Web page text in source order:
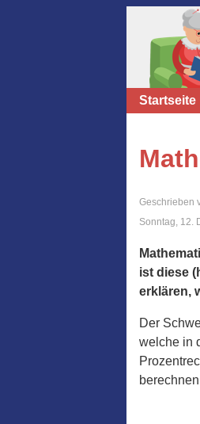
Startseite
Geschrieben
Sonntag, 12.
ist diese
erklären,
Der
welche in